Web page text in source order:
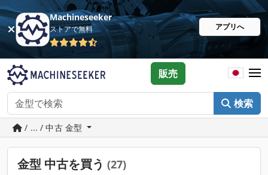
Machineseeker
ストアで無料 アプリへ
検索
販売
/ ... / 中古 金型
金型 中古を買う (27)